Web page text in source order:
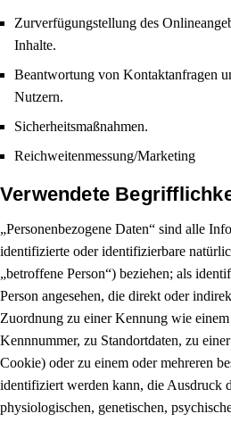
Zurverfügungstellung des
Inhalte.
Beantwortung von Kontaktanfragen
Nutzern.
Sicherheitsmaßnahmen.
Reichweitenmessung/Marketing
Verwendete
„Personenbezogene Daten“ sind alle
identifizierte oder identifizierbare
„betroffene Person“) beziehen; als
Person angesehen, die direkt oder
Zuordnung zu einer Kennung wie
Kennnummer, zu Standortdaten, zu
Cookie) oder zu einem oder mehreren
identifiziert werden kann, die Ausdruck
physiologischen, genetischen,